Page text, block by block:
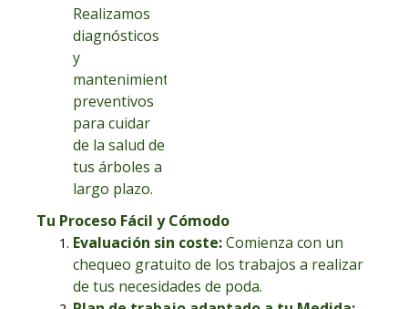
Realizamos
diagnósticos
y
mantenimientos
preventivos
para cuidar
de la salud de
tus árboles a
largo plazo.
Tu Proceso Fácil y Cómodo
Evaluación sin coste:Comienza con un
chequeo gratuito de los trabajos a realizar
de tus necesidades de poda.